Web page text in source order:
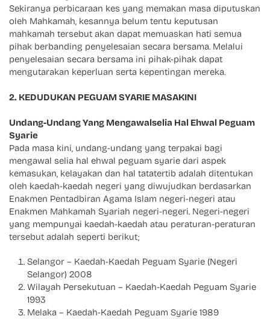
Sekiranya perbicaraan kes yang memakan masa diputuskan
oleh Mahkamah, kesannya belum tentu keputusan
mahkamah tersebut akan dapat memuaskan hati semua
pihak berbanding penyelesaian secara bersama. Melalui
penyelesaian secara bersama ini pihak-pihak dapat
mengutarakan keperluan serta kepentingan mereka.
2. KEDUDUKAN PEGUAM SYARIE MASAKINI
Undang-Undang Yang Mengawalselia Hal Ehwal Peguam
Syarie
Pada masa kini, undang-undang yang terpakai bagi
mengawal selia hal ehwal peguam syarie dari aspek
kemasukan, kelayakan dan hal tatatertib adalah ditentukan
oleh kaedah-kaedah negeri yang diwujudkan berdasarkan
Enakmen Pentadbiran Agama Islam negeri-negeri atau
Enakmen Mahkamah Syariah negeri-negeri. Negeri-negeri
yang mempunyai kaedah-kaedah atau peraturan-peraturan
tersebut adalah seperti berikut;
Selangor – Kaedah-Kaedah Peguam Syarie (Negeri
Selangor) 2008
Wilayah Persekutuan – Kaedah-Kaedah Peguam Syarie
1993
Melaka – Kaedah-Kaedah Peguam Syarie 1989